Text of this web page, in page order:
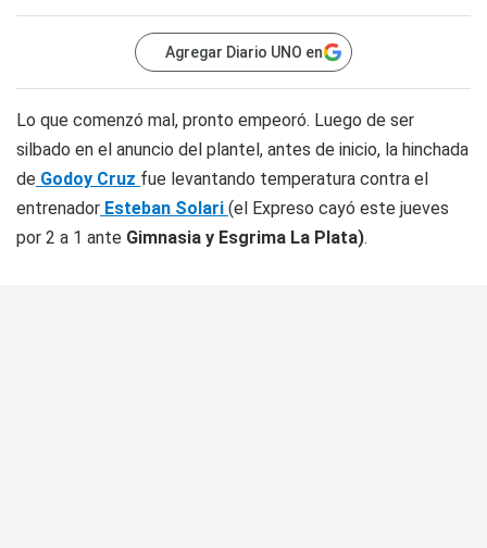
Agregar Diario UNO en
Lo que comenzó mal, pronto empeoró. Luego de ser
silbado en el anuncio del plantel, antes de inicio, la hinchada
de Godoy Cruz fue levantando temperatura contra el
entrenador Esteban Solari (el Expreso cayó este jueves
por 2 a 1 ante Gimnasia y Esgrima La Plata).